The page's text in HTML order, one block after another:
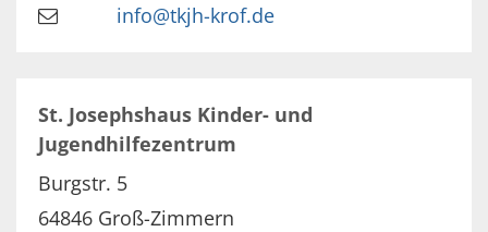
info@tkjh-krof.de
St. Josephshaus Kinder- und
Jugendhilfezentrum
Burgstr. 5
64846 Groß-Zimmern